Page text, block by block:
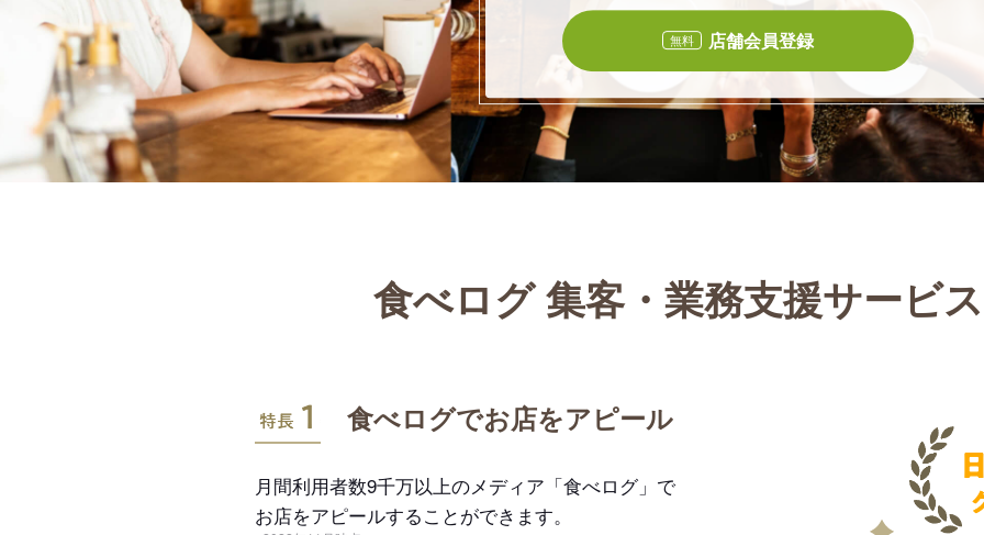
無料 店舗会員登録
食べログ 集客・業務支援サービ
特長1
食べログでお店をアピール
月間利用者数9千万以上のメディア「食べログ」で
お店をアピールすることができます。